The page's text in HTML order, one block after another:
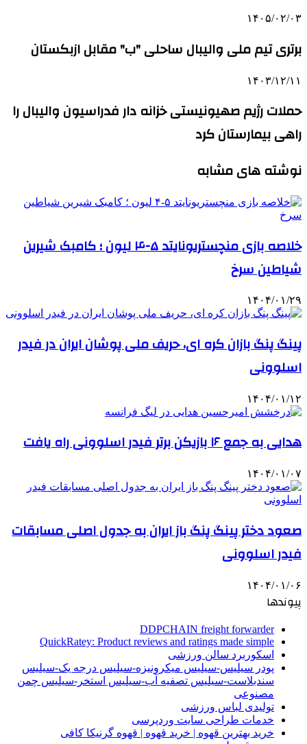
۱۴۰۵/۰۲/۰۳
برتری تیم ملی والیبال ساحلی "ب" مقابل ازبکستان
۱۴۰۳/۱۲/۱۱
حملات رژیم صهیونیستی خزانه دار فدراسیون والیبال را
راهی بیمارستان کرد
نوشته های مشابه
خلاصه بازی منچستریونایتد ۵-۴ لیون ؛ کامبک شیرین
شیاطین سرخ
۱۴۰۴/۰۱/۲۹
پینگ پنگ بازان کره ای، حریف ملی پوشان ایران در فیدر
اسلوونی
۱۴۰۴/۰۱/۱۲
هدایی به جمع ۱۶ بازیکن برتر فیدر اسلوونی راه یافت
۱۴۰۴/۰۱/۰۷
صعود دختر پینگ پنگ باز ایران به جدول اصلی مسابقات
فیدر اسلوونی
۱۴۰۴/۰۱/۰۶
پیوندها
DDPCHAIN freight forwarder
QuickRatey: Product reviews and ratings made simple
اسکوربرد سالن ورزشی
پودر سیلیس-سیلیس میکرونیزه-سیلیس درجه یک-سیلیس
سندبلاست-سیلیس تصفیه آب-سیلیس استخر-سیلیس چمن
مصنوعی
تولیدی لباس ورزشی
خدمات طراحی سایت وردپرسی
خرید بهترین قهوه | خرید قهوه | قهوه گرنیکا کافی